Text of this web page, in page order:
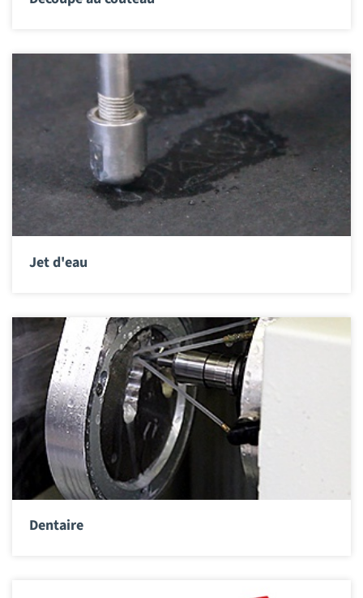
Jet d'eau
Dentaire